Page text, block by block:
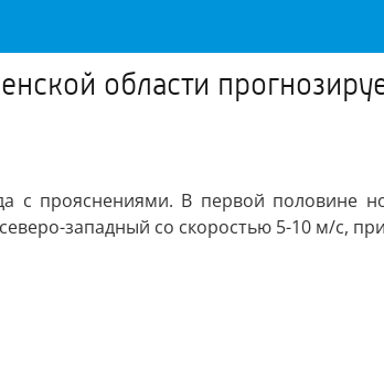
области
с прояснениями. В первой половине
западный со скоростью 5-10 м/с,